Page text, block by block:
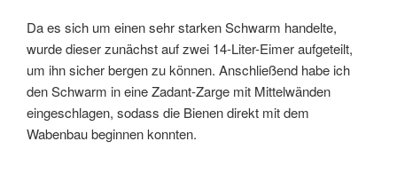
Da es sich um einen sehr starken Schwarm handelte,
wurde dieser zunächst auf zwei 14-Liter-Eimer aufgeteilt,
um ihn sicher bergen zu können. Anschließend habe ich
den Schwarm in eine Zadant-Zarge mit Mittelwänden
eingeschlagen, sodass die Bienen direkt mit dem
Wabenbau beginnen konnten.